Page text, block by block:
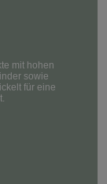
mit hohen
sowie
für eine